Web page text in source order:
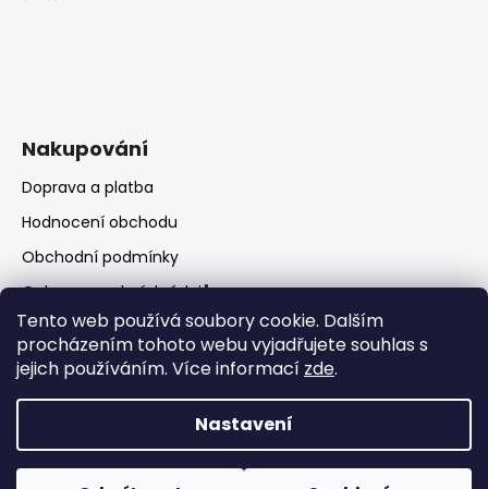
Tento web používá soubory cookie. Dalším
procházením tohoto webu vyjadřujete souhlas s
jejich používáním. Více informací zde.
Nastavení
Nakupování
Doprava a platba
Hodnocení obchodu
Obchodní podmínky
Ochrana osobních údajů
Copyright 2026RATIO Rumburk. Všechna práva